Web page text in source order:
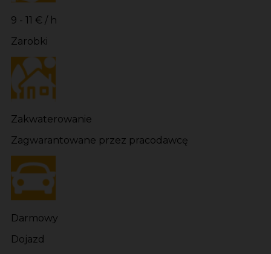
9 - 11 € / h
Zarobki
Zakwaterowanie
Zagwarantowane przez pracodawcę
Darmowy
Dojazd